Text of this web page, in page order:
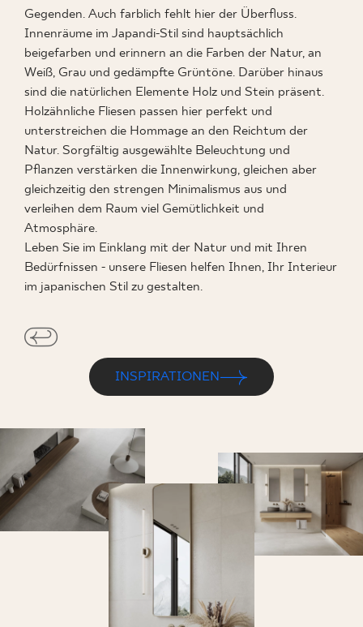
ÜBER UNS
MEIN PROFIL
KONTAKT
PL EN SK DE UK RU
Gegenden. Auch farblich fehlt hier der Überfluss.
Innenräume im Japandi-Stil sind hauptsächlich
beigefarben und erinnern an die Farben der Natur, an
Weiß, Grau und gedämpfte Grüntöne. Darüber hinaus
sind die natürlichen Elemente Holz und Stein präsent.
Holzähnliche Fliesen passen hier perfekt und
unterstreichen die Hommage an den Reichtum der
Natur. Sorgfältig ausgewählte Beleuchtung und
Pflanzen verstärken die Innenwirkung, gleichen aber
gleichzeitig den strengen Minimalismus aus und
verleihen dem Raum viel Gemütlichkeit und
Atmosphäre.
Leben Sie im Einklang mit der Natur und mit Ihren
Bedürfnissen - unsere Fliesen helfen Ihnen, Ihr Interieur
im japanischen Stil zu gestalten.
INSPIRATIONEN